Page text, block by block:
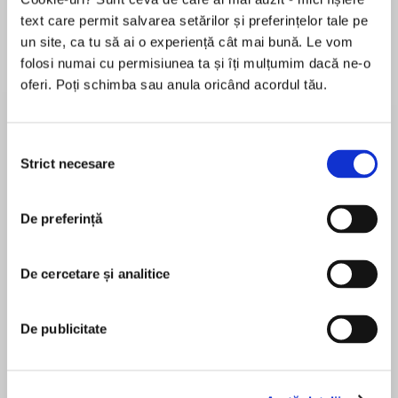
text care permit salvarea setărilor și preferințelor tale pe
un site, ca tu să ai o experiență cât mai bună. Le vom
folosi numai cu permisiunea ta și îți mulțumim dacă ne-o
oferi. Poți schimba sau anula oricând acordul tău.
consimțământului
Strict necesare
De preferință
De cercetare și analitice
De publicitate
Desprecarte
În acest moment nu există recenzii
pentru această carte
Syd Hoff
everywhere as the author and illustrator of